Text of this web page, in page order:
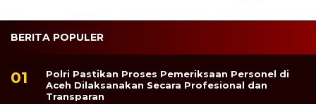
BERITA POPULER
Polri Pastikan Proses Pemeriksaan Personel di
Aceh Dilaksanakan Secara Profesional dan
Transparan